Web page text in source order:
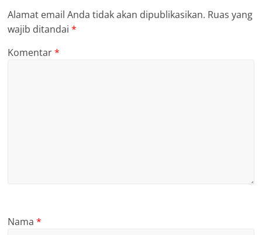
Alamat email Anda tidak akan dipublikasikan. Ruas yang
wajib ditandai*
Komentar*
Nama*